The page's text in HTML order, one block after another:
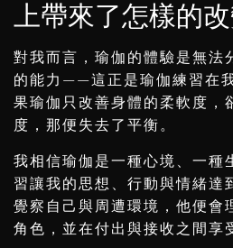
上帶來了怎樣的改
對我而言，瑜伽的體驗是無法
的能力——這正是瑜伽練習在
果瑜伽只改善身體的柔軟度，
度，那便失去了平衡。
我相信瑜伽是一種心境、一種
習讓我的思想、行動與情緒達
覺察自己與周遭環境，他便會
角色，並在付出與接收之間享